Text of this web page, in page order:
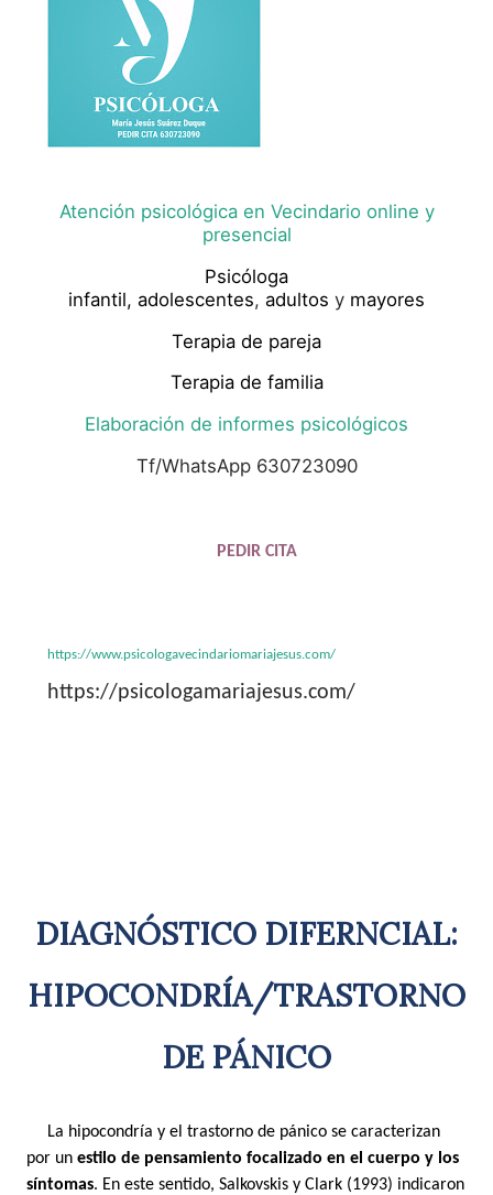
Atención psicológica en Vecindario online y
presencial
Psicóloga
infantil, adolescentes, adultos y mayores
Terapia de pareja
Terapia de familia
Elaboración de informes psicológicos
Tf/WhatsApp 630723090
PEDIR CITA
https://www.psicologavecindariomariajesus.com/
https://psicologamariajesus.com/
DIAGNÓSTICO DIFERNCIAL:
HIPOCONDRÍA/TRASTORNO
DE PÁNICO
La hipocondría y el trastorno de pánico se caracterizan
por un estilo de pensamiento focalizado en el cuerpo y los
síntomas. En este sentido, Salkovskis y Clark (1993) indicaron